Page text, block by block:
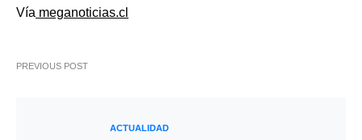
Vía meganoticias.cl
PREVIOUS POST
ACTUALIDAD